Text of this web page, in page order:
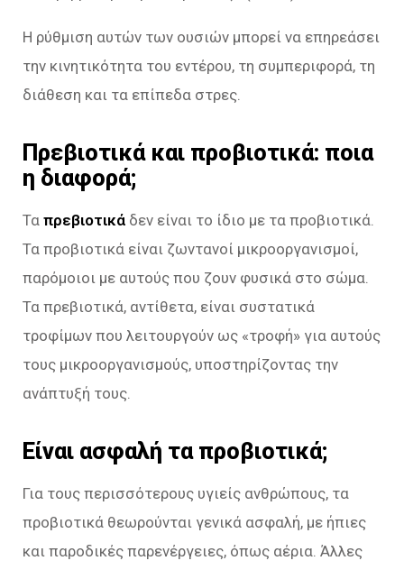
Η ρύθμιση αυτών των ουσιών μπορεί να επηρεάσει
την κινητικότητα του εντέρου, τη συμπεριφορά, τη
διάθεση και τα επίπεδα στρες.
Πρεβιοτικά και προβιοτικά: ποια
η διαφορά;
Τα πρεβιοτικά δεν είναι το ίδιο με τα προβιοτικά.
Τα προβιοτικά είναι ζωντανοί μικροοργανισμοί,
παρόμοιοι με αυτούς που ζουν φυσικά στο σώμα.
Τα πρεβιοτικά, αντίθετα, είναι συστατικά
τροφίμων που λειτουργούν ως «τροφή» για αυτούς
τους μικροοργανισμούς, υποστηρίζοντας την
ανάπτυξή τους.
Είναι ασφαλή τα προβιοτικά;
Για τους περισσότερους υγιείς ανθρώπους, τα
προβιοτικά θεωρούνται γενικά ασφαλή, με ήπιες
και παροδικές παρενέργειες, όπως αέρια. Άλλες